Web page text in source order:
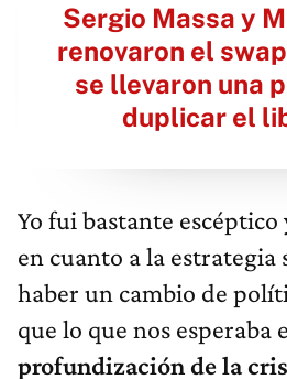
Sergio Massa y
renovaron el
se llevaron una
duplicar el
Yo fui bastante escéptico
en cuanto a la estrategia
haber un cambio de
que lo que nos esperaba
profundización de la